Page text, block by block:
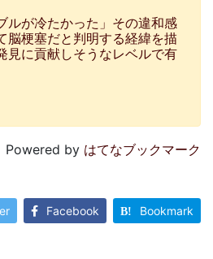
ルが冷たかった」その違和感
脳梗塞だと判明する経緯を描
見に貢献しそうなレベルで有
Powered by はてなブックマーク
Facebook Bookmark